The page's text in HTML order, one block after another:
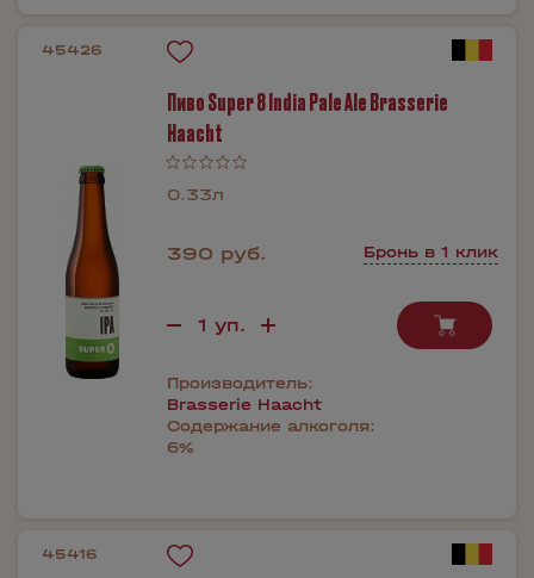
45426
Пиво Super 8 India Pale Ale Brasserie
Haacht
0.33л
390 руб. Бронь в 1 клик
Производитель:
Brasserie Haacht
Содержание алкоголя:
6%
45416